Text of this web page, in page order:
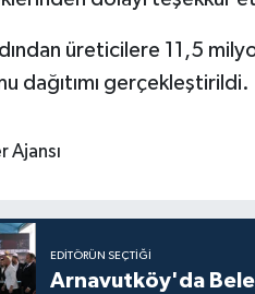
üreticilere 11,5
dağıtımı gerçekleştirildi.
Ajansı
EDITÖRÜN SEÇTIĞI
Arnavutköy'da